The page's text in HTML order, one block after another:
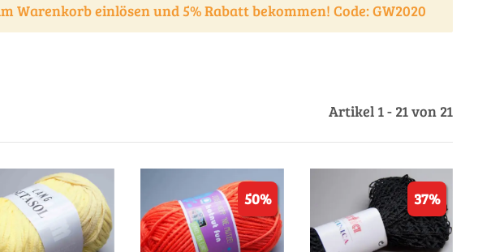
Warenkorb einlösen und 5% Rabatt bekommen! Code: GW2020
Artikel 1 - 21 von 21
50% 37%